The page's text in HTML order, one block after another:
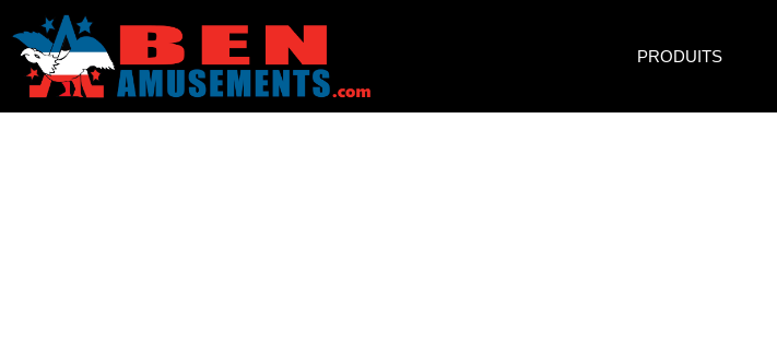
PRODUITS